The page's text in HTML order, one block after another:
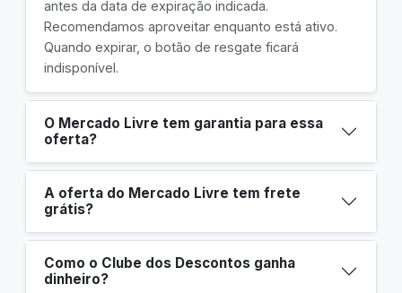
antes da data de expiração indicada.
Recomendamos aproveitar enquanto está ativo.
Quando expirar, o botão de resgate ficará
indisponível.
O Mercado Livre tem garantia para essa
oferta?
A oferta do Mercado Livre tem frete
grátis?
Como o Clube dos Descontos ganha
dinheiro?